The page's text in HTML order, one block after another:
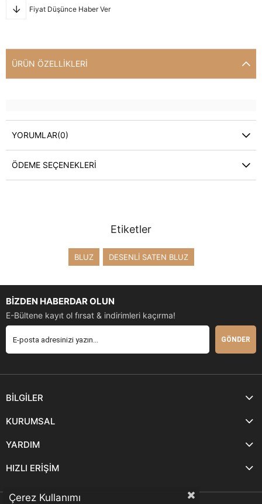
Fiyat Düşünce Haber Ver
ÜRÜN ÖZELLIKLERI
YORUMLAR(0)
ÖDEME SEÇENEKLERI
Etiketler
BLUZ DESENLİ SATEN BLUZ
BİZDEN HABERDAR OLUN
E-Bültene kayıt ol fırsat & indirimleri kaçırma!
GÖNDER
BİLGİLER
KURUMSAL
YARDIM
HIZLI ERİŞİM
Çerez Kullanımı